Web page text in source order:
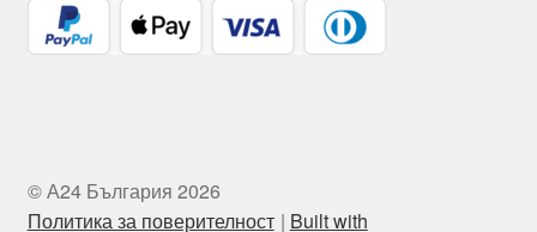
© А24 България 2026
Политика за поверителност
Built with